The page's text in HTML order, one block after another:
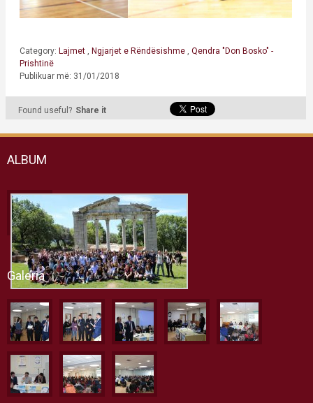
Category: Lajmet Ngjarjet e Rëndësishme
Qendra "Don Bosko" -
Prishtinë
Publikuar më: 31/01/2018
Found useful? Share it
ALBUM
Galeria